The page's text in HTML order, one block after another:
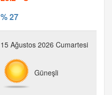
% 27
15 Ağustos 2026 Cumartesi
Güneşli